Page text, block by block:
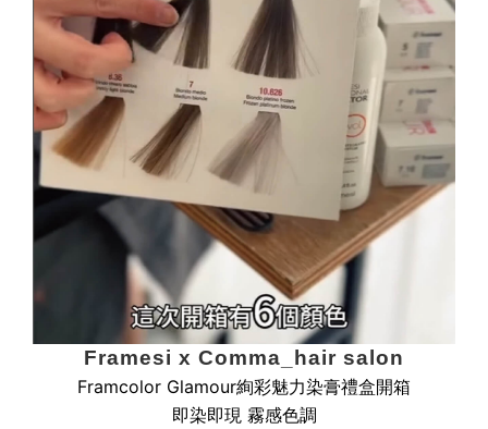
Framesi x Comma_hair salon
Framcolor Glamour絢彩魅力染膏禮盒開箱
即染即現 霧感色調